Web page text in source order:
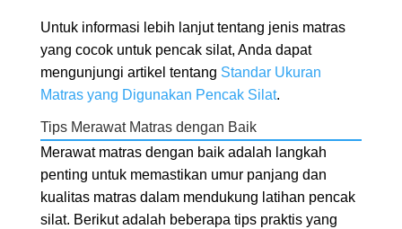
Untuk informasi lebih lanjut tentang jenis matras
yang cocok untuk pencak silat, Anda dapat
mengunjungi artikel tentang Standar Ukuran
Matras yang Digunakan Pencak Silat.
Tips Merawat Matras dengan Baik
Merawat matras dengan baik adalah langkah
penting untuk memastikan umur panjang dan
kualitas matras dalam mendukung latihan pencak
silat. Berikut adalah beberapa tips praktis yang